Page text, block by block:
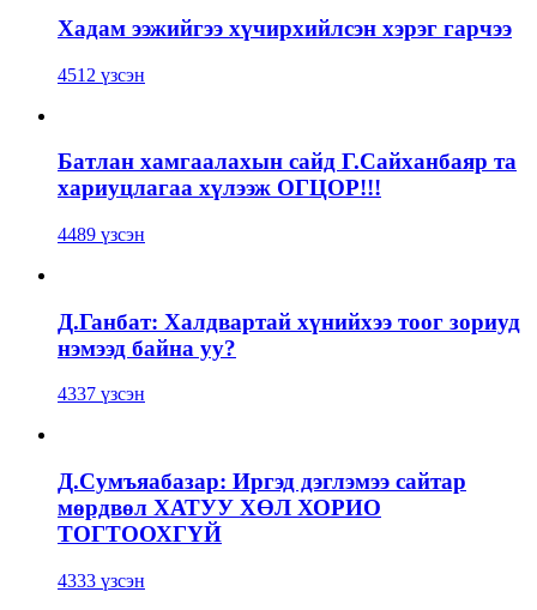
Хадам ээжийгээ хүчирхийлсэн хэрэг гарчээ
4512 үзсэн
Батлан хамгаалахын сайд Г.Сайханбаяр та
хариуцлагаа хүлээж ОГЦОР!!!
4489 үзсэн
Д.Ганбат: Халдвартай хүнийхээ тоог зориуд
нэмээд байна уу?
4337 үзсэн
Д.Сумъяабазар: Иргэд дэглэмээ сайтар
мөрдвөл ХАТУУ ХӨЛ ХОРИО
ТОГТООХГҮЙ
4333 үзсэн